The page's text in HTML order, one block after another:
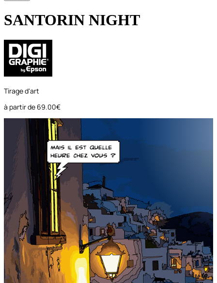
SANTORIN NIGHT
Tirage d'art
à partir de 69.00€